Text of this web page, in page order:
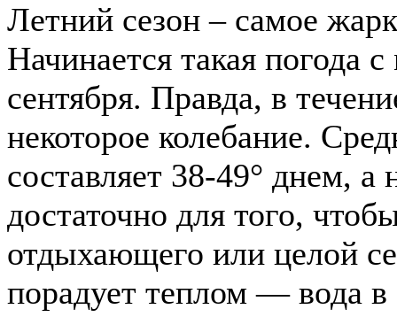
Летний сезон – самое
Начинается такая погода
сентября. Правда, в
некоторое колебание.
составляет 38-49° днем,
достаточно для того,
отдыхающего или целой
порадует теплом — вода в